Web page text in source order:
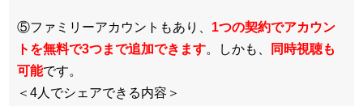
⑤ファミリーアカウントもあり、 1つの契約でアカウン
トを無料で3つまで追加できます。しかも、
同時視聴も
可能です。
＜4人でシェアできる内容＞